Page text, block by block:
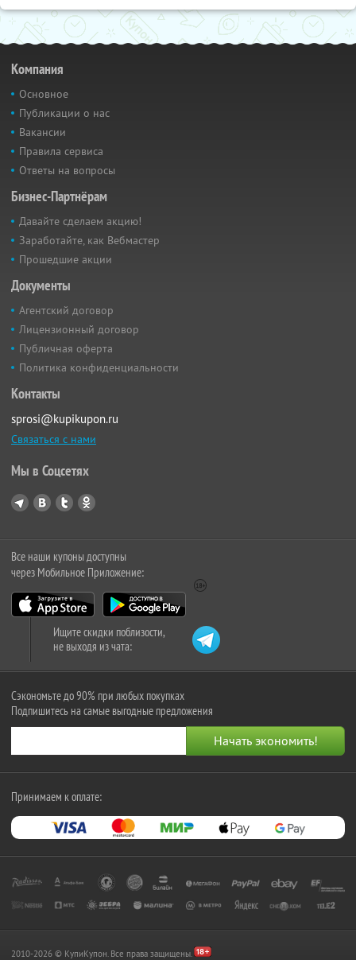
Компания
Основное
Публикации о нас
Вакансии
Правила сервиса
Ответы на вопросы
Бизнес-Партнёрам
Давайте сделаем акцию!
Заработайте, как Вебмастер
Прошедшие акции
Документы
Агентский договор
Лицензионный договор
Публичная оферта
Политика конфиденциальности
Контакты
sprosi@kupikupon.ru
Связаться с нами
Мы в Соцсетях
Все наши купоны доступны
через Мобильное Приложение:
Ищите скидки поблизости,
не выходя из чата:
Сэкономьте до 90% при любых покупках
Подпишитесь на самые выгодные предложения
Принимаем к оплате:
2010-2026 © КупиКупон. Все права защищены.